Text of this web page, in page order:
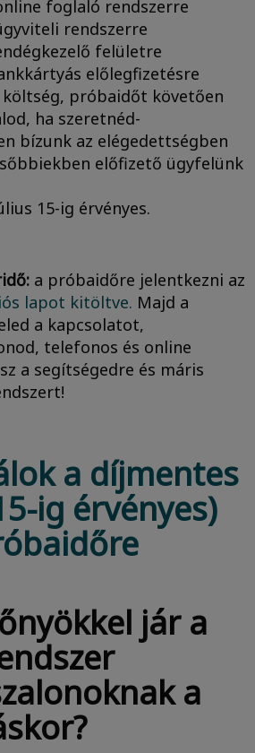
foglaló rendszerre
rendszerre
felületre
előlegfizetésre
próbaidőt követően
ha szeretnéd-
bízunk az elégedettségben
előfizető ügyfelünk
15-ig érvényes.
a próbaidőre jelentkezni az
lapot kitöltve. Majd a
a kapcsolatot,
telefonos és online
a segítségedre és máris
a díjmentes
ig érvényes)
jár a
a